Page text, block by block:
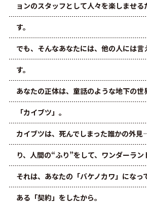
ョンのスタッフとして人々を楽しませる
す。
でも、そんなあなたには、他の人には言
す。
あなたの正体は、童話のような地下の世
「カイブツ」。
カイブツは、死んでしまった誰かの外見
り、人間の“ふり”をして、ワンダーラン
それは、あなたの「バケノカワ」になっ
ある「契約」をしたから。